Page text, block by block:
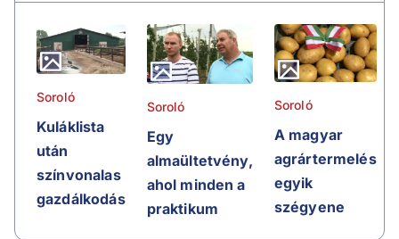
Soroló
Kuláklista
után
színvonalas
gazdálkodás
Soroló
Egy
almaültetvény,
ahol minden a
praktikum
Soroló
A magyar
agrártermelés
egyik
szégyene